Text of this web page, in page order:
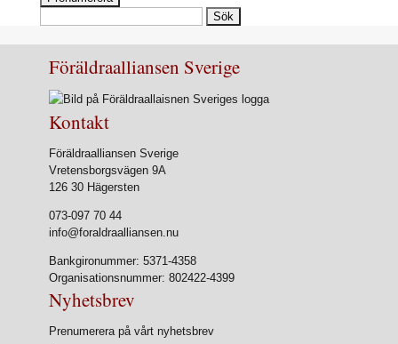
Föräldraalliansen Sverige
Kontakt
Föräldraalliansen Sverige
Vretensborgsvägen 9A
126 30 Hägersten
073-097 70 44
info@foraldraalliansen.nu
Bankgironummer: 5371-4358
Organisationsnummer: 802422-4399
Nyhetsbrev
Prenumerera på vårt nyhetsbrev